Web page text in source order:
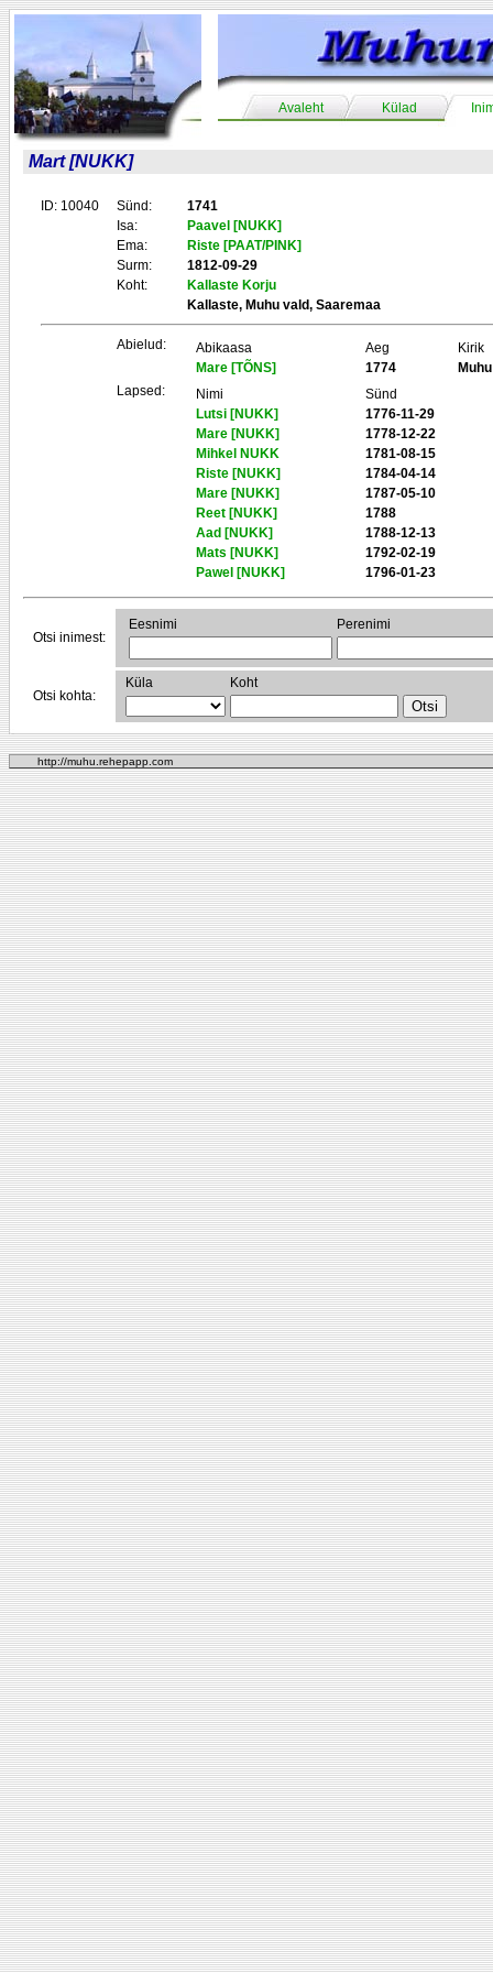
Avaleht Külad
Mart [NUKK]
ID: 10040 Sünd:
1741
Isa:
Paavel [NUKK]
Ema:
Riste [PAAT/PINK]
Surm:
1812-09-29
Koht:
Kallaste Korju
Kallaste, Muhu vald, Saaremaa
Abielud: Abikaasa Aeg
Kirik
Mare [TÕNS]
1774
Muhu
Lapsed:
Nimi
Sünd
Lutsi [NUKK]
1776-11-29
Mare [NUKK]
1778-12-22
Mihkel NUKK
1781-08-15
Riste [NUKK]
1784-04-14
Mare [NUKK]
1787-05-10
Reet [NUKK]
1788
Aad [NUKK]
1788-12-13
Mats [NUKK]
1792-02-19
Pawel [NUKK]
1796-01-23
Otsi inimest:
Eesnimi Perenimi
Otsi kohta:
Küla Koht
http://muhu.rehepapp.com